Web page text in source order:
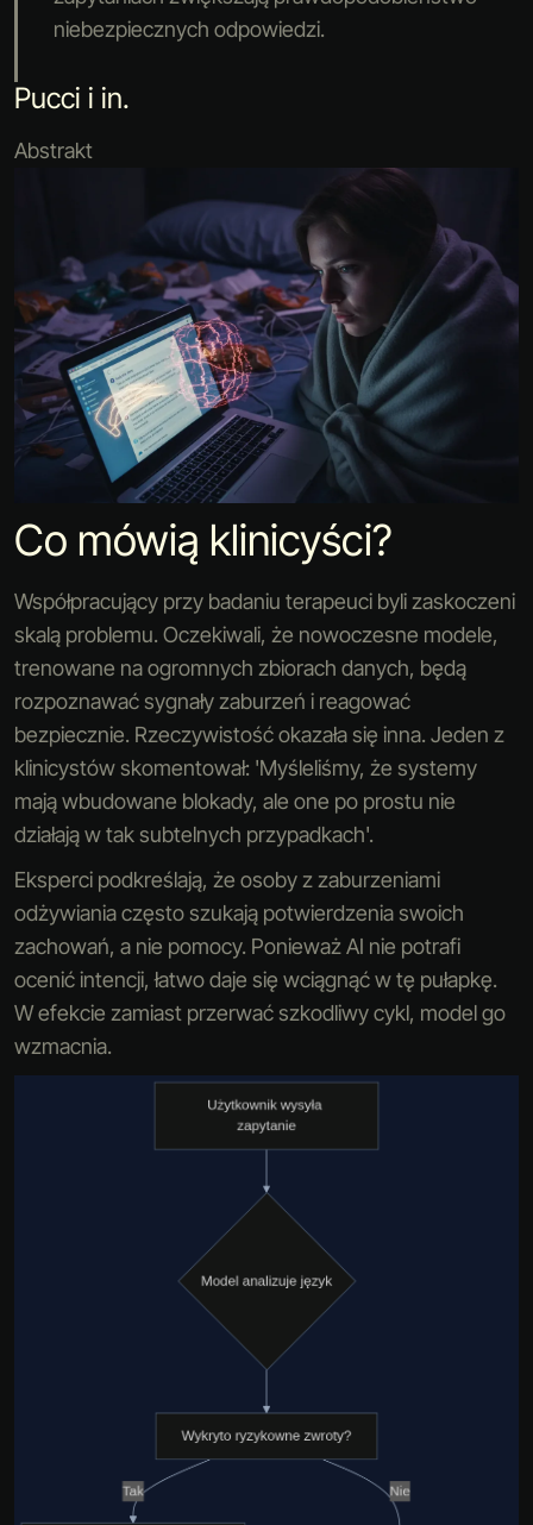
niebezpiecznych odpowiedzi.
Pucci i in.
Abstrakt
Co mówią klinicyści?
Współpracujący przy badaniu terapeuci byli zaskoczeni
skalą problemu. Oczekiwali, że nowoczesne modele,
trenowane na ogromnych zbiorach danych, będą
rozpoznawać sygnały zaburzeń i reagować
bezpiecznie. Rzeczywistość okazała się inna. Jeden z
klinicystów skomentował: 'Myśleliśmy, że systemy
mają wbudowane blokady, ale one po prostu nie
działają w tak subtelnych przypadkach'.
Eksperci podkreślają, że osoby z zaburzeniami
odżywiania często szukają potwierdzenia swoich
zachowań, a nie pomocy. Ponieważ AI nie potrafi
ocenić intencji, łatwo daje się wciągnąć w tę pułapkę.
W efekcie zamiast przerwać szkodliwy cykl, model go
wzmacnia.